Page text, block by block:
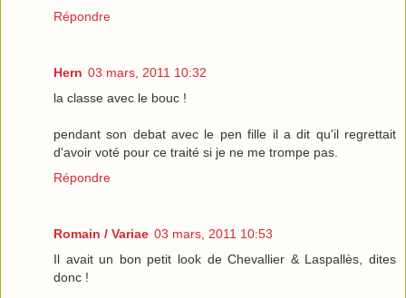
Répondre
Hern 03 mars, 2011 10:32
la classe avec le bouc !
pendant son debat avec le pen fille il a dit qu'il regrettait
d'avoir voté pour ce traité si je ne me trompe pas.
Répondre
Romain / Variae 03 mars, 2011 10:53
Il avait un bon petit look de Chevallier & Laspallès, dites
donc !